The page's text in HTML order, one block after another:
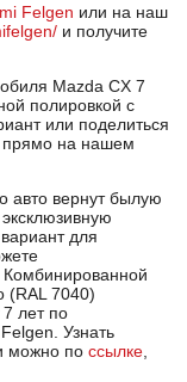
Felgen или на наш
и получите
Mazda CX 7
полировкой с
или поделиться
прямо на нашем
авто вернут былую
для
(RAL 7040)
лет по
Узнать
можно по ссылке,